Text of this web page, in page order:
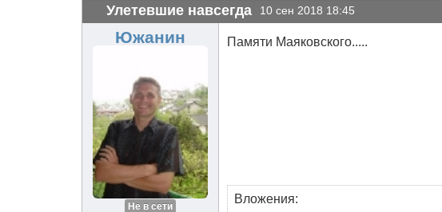
Улетевшие навсегда 10 сен 2018 18:45
Южанин
Не в сети
Памяти Маяковского.....
Вложения: